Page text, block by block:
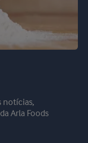
notícias,
Arla Foods